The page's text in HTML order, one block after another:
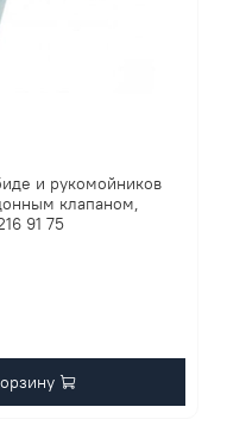
и рукомойников
клапаном,
91 75